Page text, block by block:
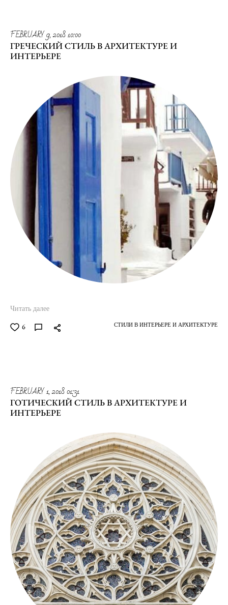
Читать далее
6 СТИЛИ В ИНТЕРЬЕРЕ И АРХИТЕКТУРЕ
FEBRUARY 9, 2018 10:00
ГРЕЧЕСКИЙ СТИЛЬ В АРХИТЕКТУРЕ И
ИНТЕРЬЕРЕ
FEBRUARY 1, 2018 01:31
ГОТИЧЕСКИЙ СТИЛЬ В АРХИТЕКТУРЕ И
ИНТЕРЬЕРЕ